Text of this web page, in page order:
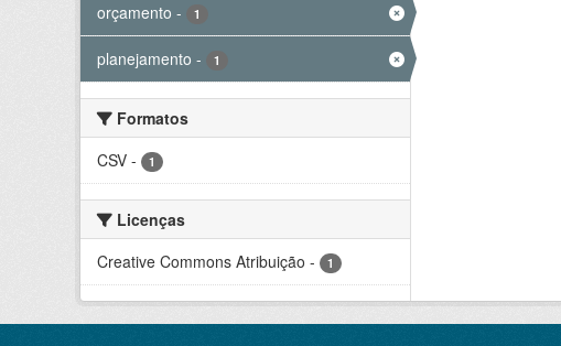
orçamento - 1
planejamento - 1
Formatos
CSV - 1
Licenças
Creative Commons Atribuição - 1